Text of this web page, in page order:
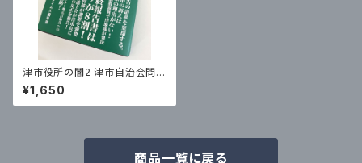
津市役所の闇2 津市自治会問題
のそれから
¥1,650
商品一覧に戻る